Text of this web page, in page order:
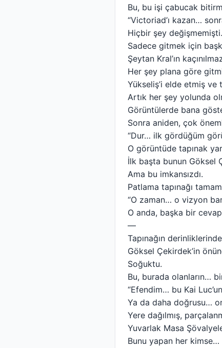
Bu, bu işi çabucak
“Victoriad’ı kazan…
Hiçbir şey değişmemişti.
Sadece gitmek için
Şeytan Kral’ın
Her şey plana göre
Yükseliş’i elde etmiş ve
Artık her şey yolunda
Görüntülerde bana
Sonra aniden, çok
“Dur… ilk gördüğüm
O görüntüde tapınak yarı
İlk başta bunun Göksel
Ama bu imkansızdı.
Patlama tapınağı
“O zaman… o vizyon
O anda, başka bir
—
Tapınağın
Göksel Çekirdek’in
Soğuktu.
Bu, burada olanların…
“Efendim… bu Kai
Ya da daha doğrusu…
Yere dağılmış,
Yuvarlak Masa
Bunu yapan her